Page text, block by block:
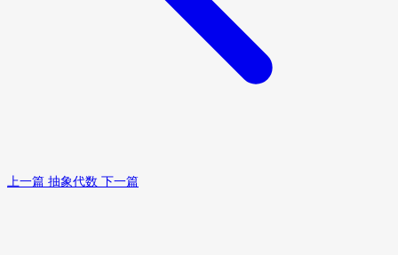
上一篇 抽象代数 下一篇